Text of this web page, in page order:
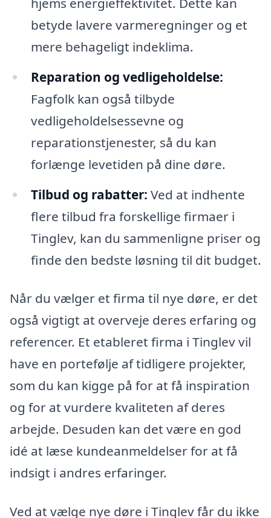
betyde lavere varmeregninger og et
mere behageligt indeklima.
Reparation og vedligeholdelse:
Fagfolk kan også tilbyde
vedligeholdelsessevne og
reparationstjenester, så du kan
forlænge levetiden på dine døre.
Tilbud og rabatter: Ved at indhente
flere tilbud fra forskellige firmaer i
Tinglev, kan du sammenligne priser og
finde den bedste løsning til dit budget.
Når du vælger et firma til nye døre, er det
også vigtigt at overveje deres erfaring og
referencer. Et etableret firma i Tinglev vil
have en portefølje af tidligere projekter,
som du kan kigge på for at få inspiration
og for at vurdere kvaliteten af deres
arbejde. Desuden kan det være en god
idé at læse kundeanmeldelser for at få
indsigt i andres erfaringer.
Ved at vælge nye døre i Tinglev får du ikke